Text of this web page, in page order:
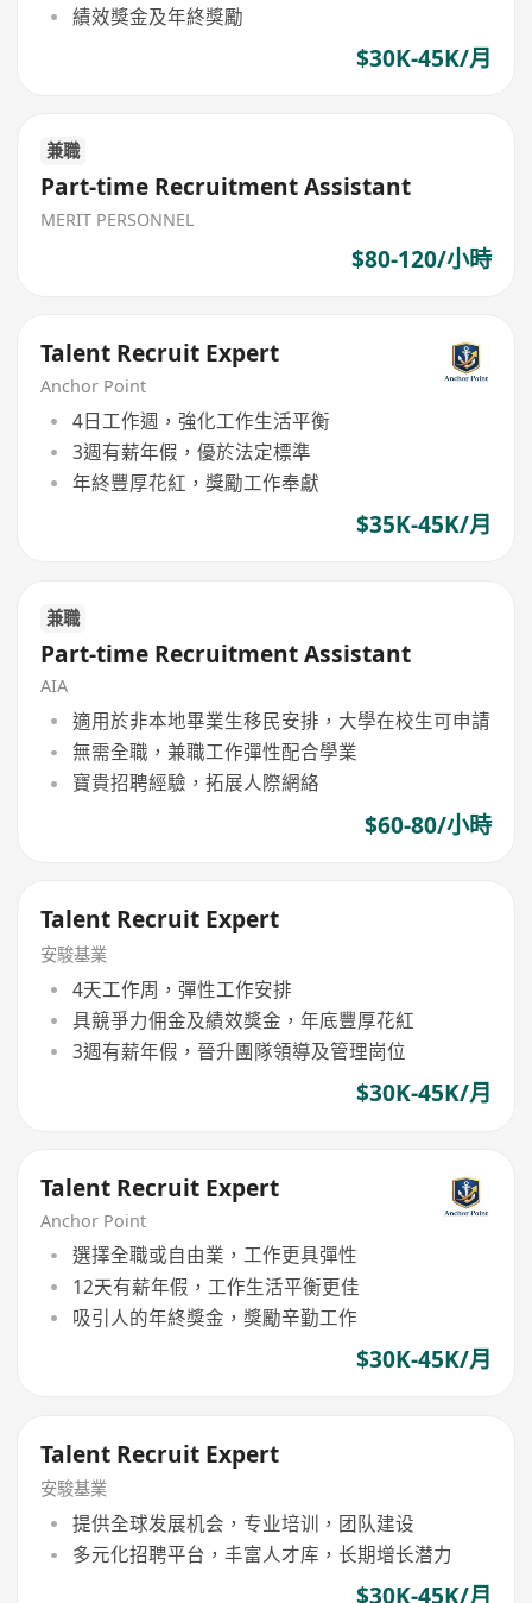
績效獎金及年終獎勵
$30K-45K/月
兼職
Part-time Recruitment Assistant
MERIT PERSONNEL
$80-120/小時
Talent Recruit Expert
Anchor Point
4日工作週，強化工作生活平衡
3週有薪年假，優於法定標準
年終豐厚花紅，獎勵工作奉獻
$35K-45K/月
兼職
Part-time Recruitment Assistant
AIA
適用於非本地畢業生移民安排，大學在校生可申請
無需全職，兼職工作彈性配合學業
寶貴招聘經驗，拓展人際網絡
$60-80/小時
Talent Recruit Expert
安駿基業
4天工作周，彈性工作安排
具競爭力佣金及績效獎金，年底豐厚花紅
3週有薪年假，晉升團隊領導及管理崗位
$30K-45K/月
Talent Recruit Expert
Anchor Point
選擇全職或自由業，工作更具彈性
12天有薪年假，工作生活平衡更佳
吸引人的年終獎金，獎勵辛勤工作
$30K-45K/月
Talent Recruit Expert
安駿基業
提供全球发展机会，专业培训，团队建设
多元化招聘平台，丰富人才库，长期增长潜力
$30K-45K/月